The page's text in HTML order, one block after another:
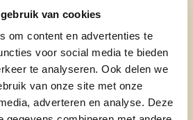
van cookies
om content en advertenties te
voor social media te bieden
te analyseren. Ook delen we
van onze site met onze
adverteren en analyse. Deze
ze dat?
maand aanvullende vragen
de Werken in Wespelaar
haar vraag is de